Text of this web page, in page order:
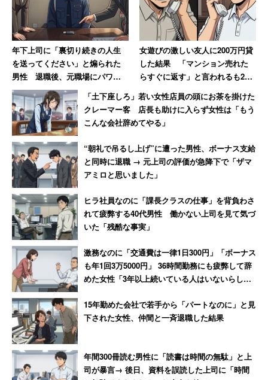
任天堂は「ゲームが好き」（1年、女性、文系）という理
由が多く、日本航空では「飛行機が好き」（1年、女性、
文系）「旅行が好き」（1年、女性、文系）といった回答
が寄せられた。日本航空は2010年に経営破たんしたもの
の、依然として人気のようだ。
以下、グーグル（5位）、明治・アップル（同率6位）、集
英社（8位）、日本郵便・サンリオ・全日本空輸（同率9
位）と続いた。
就職したくない業種の第1位は「小売・外食」
男性の上位5社は男女計の上位5社と同じだった。しかし6
位～10位には、女性のトップ10位にはランクインしてい
ないパナソニック、全日本空輸、三菱東京UFJ銀行、ソニ
ー、JR東海がランクインしている。男子学生は女子学生
よりも、製造業や航空運輸業を好む傾向にあることがわか
る。
一方、女性では地方公務員（7.1％）、国家公務員
（6.2％）に続いて、集英社・サンリオ（いずれも4.3％）
年下上司に「裏切り続きの人生
を送ってください」と煽られた
男性 退職後、元職場にパワハ
ラ証拠USBを送付した結果【後
編】
女遊びの激しい友人に200万円貸
した結果 「マンション売れた
らすぐに返す」と言われるも20
年間踏み倒され続ける→絶縁
「土下座しろ」若い女性店員の頭にお茶を掛けた
クレーマー客 店長も助けに入らず女性は「もう
こんな会社辞めてやる」
“朝礼で吊るし上げ”に遭った男性、ボーナス支給
と同時に退職 → 元上司の評価が急降下で「ザマ
アミロと思いました」
ヒラ社員なのに「課長クラスの仕事」を背負わさ
れて疲弊する40代男性 働かない上司を見て気づ
いた「残酷な事実」
激務なのに「交通費は一律1日300円」「ボーナス
も年1回3万5000円」 36時間勤務にも疲弊して辞
めた女性「3年以上続いている人はいないらし
15年勤めた会社で若手から「パートなのに」と見
下された女性、仲間と一斉退職した結果
年間300冊読む男性に「読書は時間の無駄」と上
司が暴言→ 後日、資料を誤読した上司に「時間